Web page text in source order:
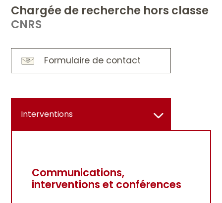
Chargée de recherche hors classe
CNRS
Formulaire de contact
Interventions
Communications,
interventions et conférences